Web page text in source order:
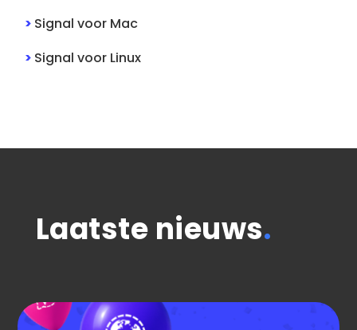
> Signalvoor Mac
> Signalvoor Linux
Laatste nieuws.